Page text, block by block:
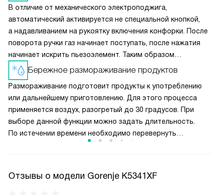
В отличие от механического электроподжига,
автоматический активируется не специальной кнопкой,
а надавливанием на рукоятку включения конфорки. После
поворота ручки газ начинает поступать, после нажатия
начинает искрить пьезоэлемент. Таким образом
вы получаете пламя движением одной руки, что важно
для безопасности и попросту удобно.
Бережное размораживание продуктов
Размораживание подготовит продукты к употреблению
или дальнейшему приготовлению. Для этого процесса
применяется воздух, разогретый до 30 градусов. При
выборе данной функции можно задать длительность.
По истечении времени необходимо перевернуть
Отзывы о модели Gorenje K5341XF